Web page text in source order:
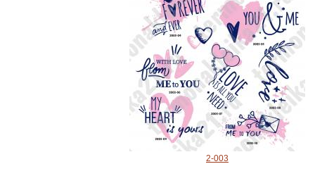
2-003